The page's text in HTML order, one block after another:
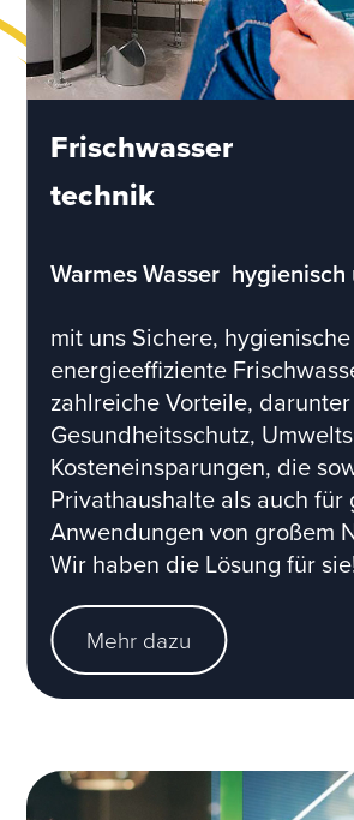
Frischwasser
technik
Warmes Wasser 
mit uns Sichere,
energieeffiziente
zahlreiche Vorteile, darunter
Gesundheitsschutz,
Kosteneinsparungen, die
Privathaushalte als auch
Anwendungen von großem
Wir haben die Lösung für
Mehr dazu